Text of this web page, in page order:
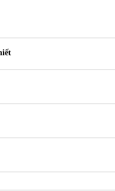
CẤY THÉP
khoan cấy thép 2
kể cả trên phương
nghiệm neo
BẢNG MÔ TẢ